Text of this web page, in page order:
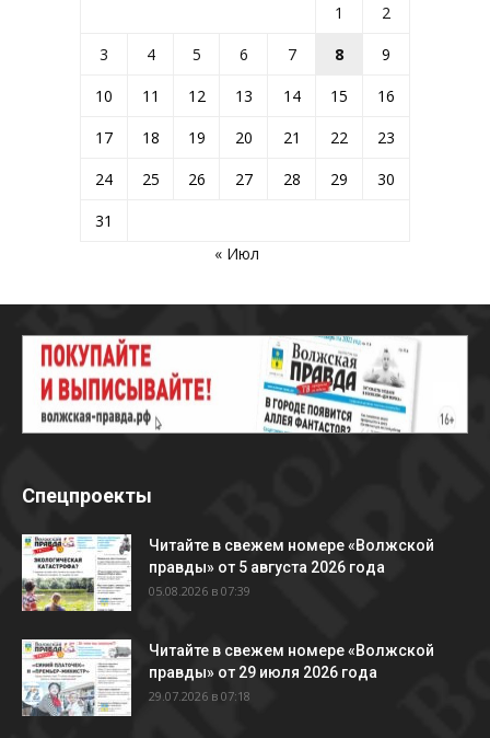
1
2
3
4 5 6 7 8
9
10
11 12 13 14 15
16
17
18 19 20 21 22
23
24
25 26 27 28 29
30
31
« Июл
Спецпроекты
Читайте в свежем номере «Волжской
правды» от 5 августа 2026 года
05.08.2026 в 07:39
Читайте в свежем номере «Волжской
правды» от 29 июля 2026 года
29.07.2026 в 07:18